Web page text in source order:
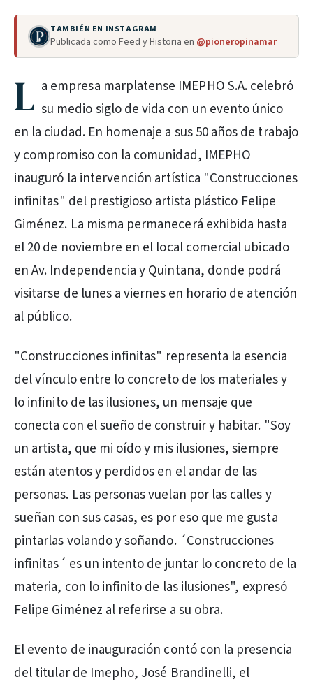
TAMBIÉN EN INSTAGRAM
Publicada como Feed y Historia en @pioneropinamar
L a empresa marplatense IMEPHO S.A. celebró
su medio siglo de vida con un evento único
en la ciudad. En homenaje a sus 50 años de trabajo
y compromiso con la comunidad, IMEPHO
inauguró la intervención artística "Construcciones
infinitas" del prestigioso artista plástico Felipe
Giménez. La misma permanecerá exhibida hasta
el 20 de noviembre en el local comercial ubicado
en Av. Independencia y Quintana, donde podrá
visitarse de lunes a viernes en horario de atención
al público.
"Construcciones infinitas" representa la esencia
del vínculo entre lo concreto de los materiales y
lo infinito de las ilusiones, un mensaje que
conecta con el sueño de construir y habitar. "Soy
un artista, que mi oído y mis ilusiones, siempre
están atentos y perdidos en el andar de las
personas. Las personas vuelan por las calles y
sueñan con sus casas, es por eso que me gusta
pintarlas volando y soñando. ´Construcciones
infinitas´ es un intento de juntar lo concreto de la
materia, con lo infinito de las ilusiones", expresó
Felipe Giménez al referirse a su obra.
El evento de inauguración contó con la presencia
del titular de Imepho, José Brandinelli, el